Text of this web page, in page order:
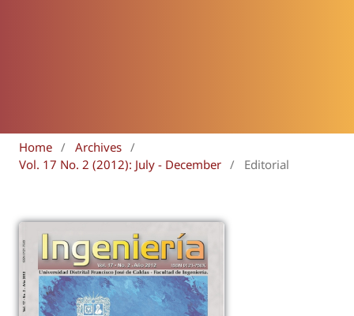
Home / Archives /
Vol. 17 No. 2 (2012): July - December / Editorial